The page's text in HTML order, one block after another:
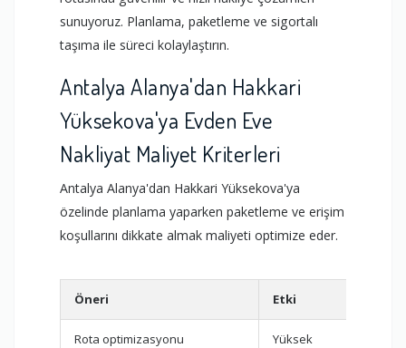
sunuyoruz. Planlama, paketleme ve sigortalı
taşıma ile süreci kolaylaştırın.
Antalya Alanya'dan Hakkari
Yüksekova'ya Evden Eve
Nakliyat Maliyet Kriterleri
Antalya Alanya'dan Hakkari Yüksekova'ya
özelinde planlama yaparken paketleme ve erişim
koşullarını dikkate almak maliyeti optimize eder.
Öneri Etki
Rota optimizasyonu Yüksek